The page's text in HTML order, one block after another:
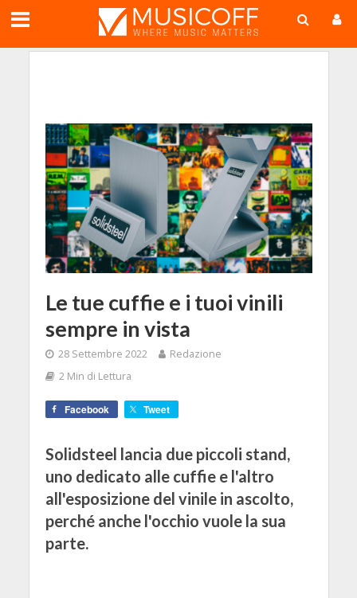
Le tue cuffie e i tuoi vinili
sempre in vista
28 Settembre 2022
Redazione
2 Min di Lettura
Facebook Tweet
Solidsteel lancia due piccoli stand,
uno dedicato alle cuffie e l'altro
all'esposizione del vinile in ascolto,
perché anche l'occhio vuole la sua
parte.